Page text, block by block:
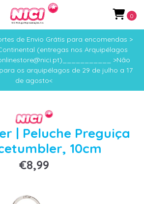
de Envio Grátis para encomendas >
(entregas nos Arquipélagos
>Não
os arquipélagos de 29 de julho a 17
de agosto<
0
| Peluche Preguiça
10cm
€8,99